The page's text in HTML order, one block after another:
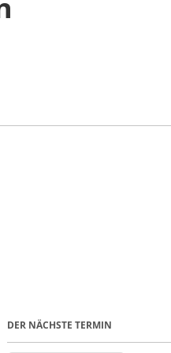
DER NÄCHSTE TERMIN